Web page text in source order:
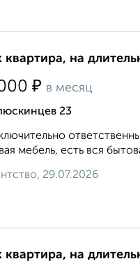
квартира, на
₽ в месяц
23
мебель, есть вся
29.07.2026
квартира, на